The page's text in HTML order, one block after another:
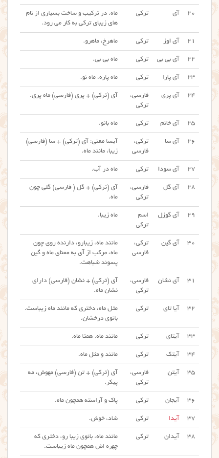
۲۰ آی ترکی
ماه. در ترکیب و ساخت بسیاری از نام
های زیبای ترکی به کار می رود.
۲۱ آی اوز ترکی ماهرخ، ماهرو.
۲۲ آی بی بی ترکی ماه بی بی.
۲۳ آی پارا ترکی ماه پاره، ماه نو.
۲۴ آی پری
فارسی،
ترکی
آی (ترکی) + پری (فارسی) ماه پری.
۲۵ آی خانم ترکی ماه بانو.
۲۶ آی سا
ترکی،
فارسی
آیسا معنی: آی (ترکی) + سا (فارسی)
زیبا، مانند ماه.
۲۷ آی سودا ترکی ماه در آب.
۲۸ آی گل
فارسی،
ترکی
آی (ترکی) + گل ( فارسی) گلی چون
ماه.
۲۹ آی گوزل
اسم
ترکی
ماه زیبا.
۳۰ آی گین
ترکی،
فارسی
مانند ماه، زیبارو، دارنده روی چون
ماه، مرکب از آی به معنای ماه و گین
پسوند شباهت.
۳۱ آی نشان
فارسی،
ترکی
آی (ترکی) + نشان (فارسی) دارای
نشان ماه.
۳۲ آیا تای ترکی
مثل ماه، دختری که مانند ماه زیباست.
بانوی درخشان.
۳۳ آیتای ترکی مانند ماه. همتا ماه.
۳۴ آیتک ترکی مانند و مثل ماه.
۳۵ آیتن
فارسی،
ترکی
آی (ترکی) + تن (فارسی) مهوش، مه
پیکر.
۳۶ آیجان ترکی پاک و آراسته همچون ماه.
۳۷ آیدا ترکی شاد، خوش.
۳۸ آیدان ترکی
مانند ماه، بانوی زیبا رو، دختری که
چهره اش همچون ماه زیباست.